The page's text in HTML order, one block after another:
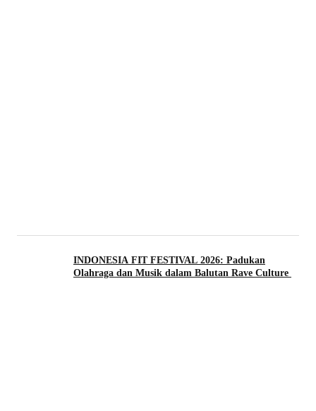
INDONESIA FIT FESTIVAL 2026: Padukan
Olahraga dan Musik dalam Balutan Rave Culture